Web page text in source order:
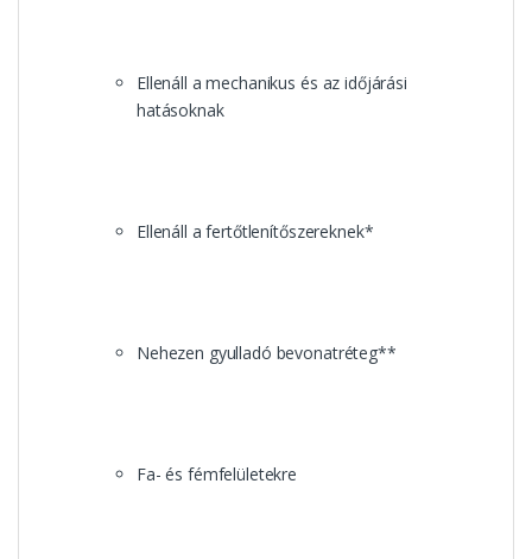
Ellenáll a mechanikus és az időjárási
hatásoknak
Ellenáll a fertőtlenítőszereknek*
Nehezen gyulladó bevonatréteg**
Fa- és fémfelületekre